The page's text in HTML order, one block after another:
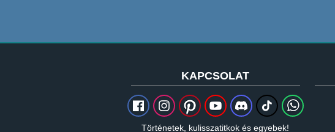
KAPCSOLAT
Történetek, kulisszatitkok és egyebek!